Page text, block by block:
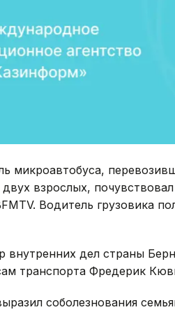
микроавтобуса,
взрослых,
Водитель грузовика
дел страны
транспорта Фредерик
соболезнования